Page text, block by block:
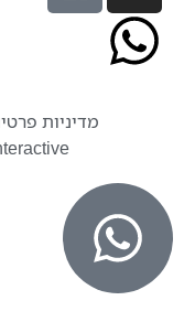
מדיניות פרטיות
Interactive